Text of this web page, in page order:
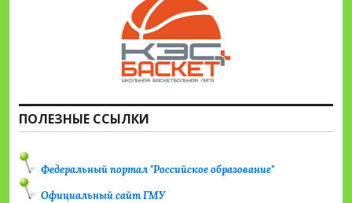
ПОЛЕЗНЫЕ ССЫЛКИ
Федеральный портал "Российское образование"
Официальный сайт ГМУ